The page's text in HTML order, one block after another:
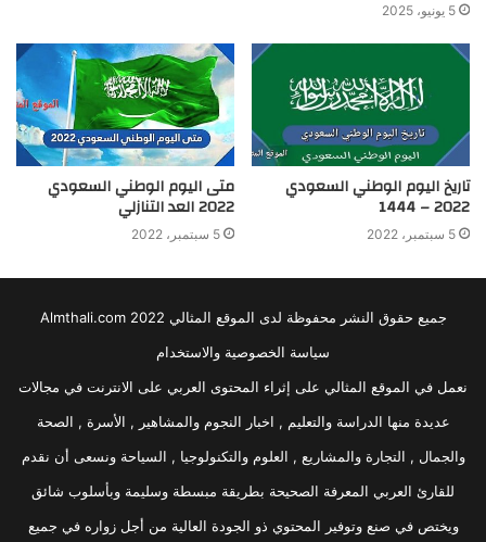
5 يونيو، 2025
تاريخ اليوم الوطني السعودي
2022 – 1444
5 سبتمبر، 2022
متى اليوم الوطني السعودي
2022 العد التنازلي
5 سبتمبر، 2022
جميع حقوق النشر محفوظة لدى الموقع المثالي 2022 Almthali.com
سياسة الخصوصية والاستخدام
نعمل في الموقع المثالي على إثراء المحتوى العربي على الانترنت في مجالات
عديدة منها الدراسة والتعليم , اخبار النجوم والمشاهير , الأسرة , الصحة
والجمال , التجارة والمشاريع , العلوم والتكنولوجيا , السياحة ونسعى أن نقدم
للقارئ العربي المعرفة الصحيحة بطريقة مبسطة وسليمة وبأسلوب شائق
ويختص في صنع وتوفير المحتوي ذو الجودة العالية من أجل زواره في جميع